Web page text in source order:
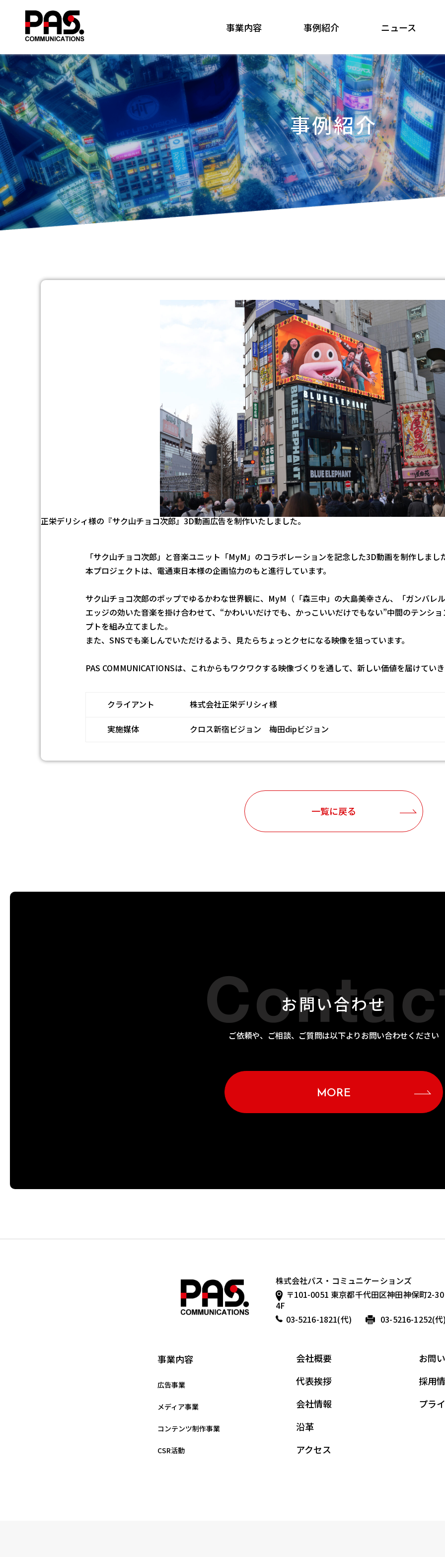
事業内容 事例紹介 ニュース
事例紹介
正栄デリシィ様の『サク山チョコ次郎』3D動画広告を制作いたしました。
「サク山チョコ次郎」と音楽ユニット「MyM」のコラボレーションを記念した3D動画を制作しまし
本プロジェクトは、電通東日本様の企画協力のもと進行しています。
サク山チョコ次郎のポップでゆるかわな世界観に、MyM（「森三中」の大島美幸さん、「ガンバレ
エッジの効いた音楽を掛け合わせて、“かわいいだけでも、かっこいいだけでもない”中間のテンシ
プトを組み立てました。
また、SNSでも楽しんでいただけるよう、見たらちょっとクセになる映像を狙っています。
PAS COMMUNICATIONSは、これからもワクワクする映像づくりを通して、新しい価値を届けてい
クライアント 株式会社正栄デリシィ様
実施媒体 クロス新宿ビジョン 梅田dipビジョン
一覧に戻る
お問い合わせ
ご依頼や、ご相談、ご質問は以下よりお問い合わせください
MORE
株式会社パス・コミュニケーションズ
〒101-0051 東京都千代田区神田神保町2-
4F
03-5216-1821(代) 03-5216-1252(
事業内容
広告事業
メディア事業
コンテンツ制作事業
CSR活動
会社概要
代表挨拶
会社情報
沿革
アクセス
お問
採用
プラ